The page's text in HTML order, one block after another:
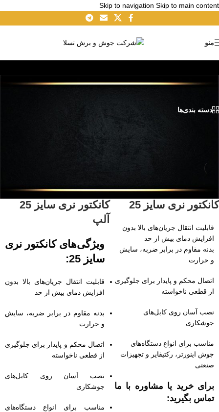
Skip to navigation Skip to main content
منو
فیش نری
دسته بندی‌ها
محصولات برچسب خورده “فیش نری”
فروخته شده
کانکتور نری سایز 25
قابلیت انتقال جریان‌های بالا بدون
افزایش دمای بیش از حد
بدنه مقاوم در برابر ضربه، سایش
و حرارت
اتصال محکم و پایدار برای جلوگیری
از قطعی ناخواسته
نصب آسان روی کابل‌های
جوشکاری
مناسب برای انواع دستگاه‌های
جوش اینورتر، رکتیفایر و تجهیزات
صنعتی
برای خرید یا مشاوره با ما
تماس بگیرید:
فروخته شده
کانکتور نری سایز 25
آلپ
ویژگی‌های کانکتور نری
سایز 25:
قابلیت انتقال جریان‌های بالا بدون
افزایش دمای بیش از حد
بدنه مقاوم در برابر ضربه، سایش
و حرارت
اتصال محکم و پایدار برای جلوگیری
از قطعی ناخواسته
نصب آسان روی کابل‌های
جوشکاری
مناسب برای انواع دستگاه‌های